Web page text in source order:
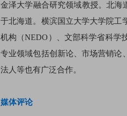
金泽大学融合研究领域教授。北海
于北海道。横滨国立大学大学院工
机构（NEDO）、文部科学省科学
专业领域包括创新论、市场营销论
法人等也有广泛合作。
媒体评论